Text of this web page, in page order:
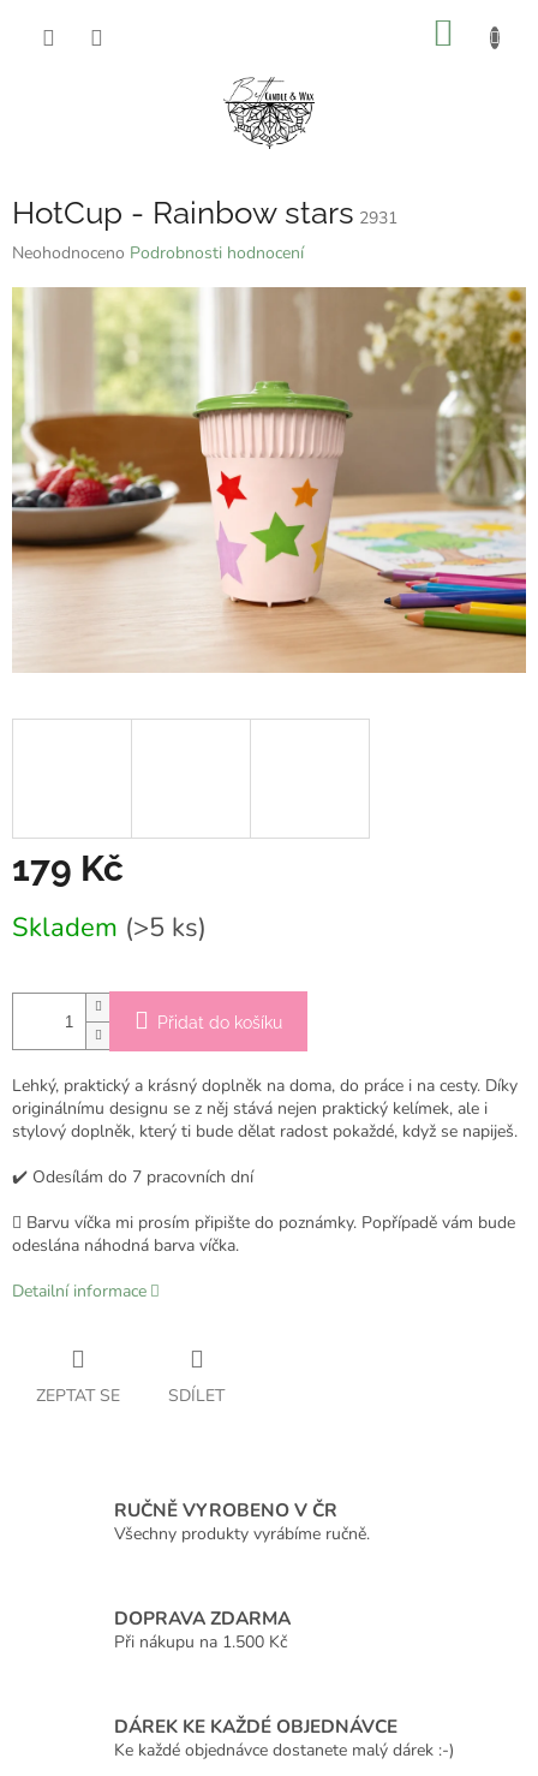
HotCup - Rainbow stars 2931
Průměrné
0,0
5
hvězdiček.
Neohodnoceno Podrobnosti hodnocení
179 Kč
cena:
Skladem (>5 ks)
Přidat do košíku
Lehký, praktický a krásný doplněk na doma, do práce i na cesty. Díky
originálnímu designu se z něj stává nejen praktický kelímek, ale i
stylový doplněk, který ti bude dělat radost pokaždé, když se napiješ.
✔️ Odesílám do 7 pracovních dní
🫟 Barvu víčka mi prosím připište do poznámky. Popřípadě vám bude
odeslána náhodná barva víčka.
Detailní informace
ZEPTAT SE SDÍLET
RUČNĚ VYROBENO V ČR
Všechny produkty vyrábíme ručně.
DOPRAVA ZDARMA
Při nákupu na 1.500 Kč
DÁREK KE KAŽDÉ OBJEDNÁVCE
Ke každé objednávce dostanete malý dárek :-)